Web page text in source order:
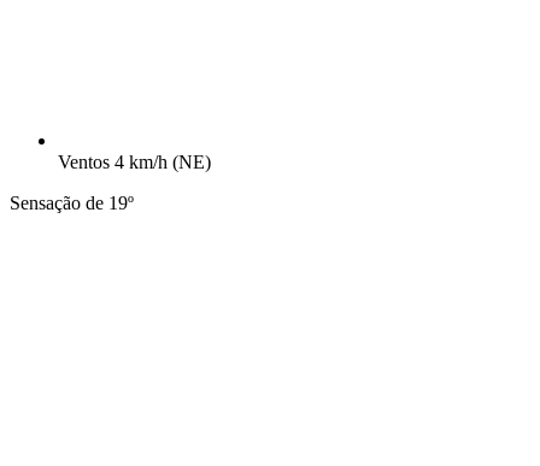
Ventos 4 km/h (NE)
Sensação de 19º